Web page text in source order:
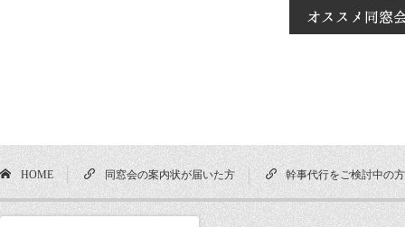
HOME 同窓会の案内状が届いた方 幹事代行をご検討中の方